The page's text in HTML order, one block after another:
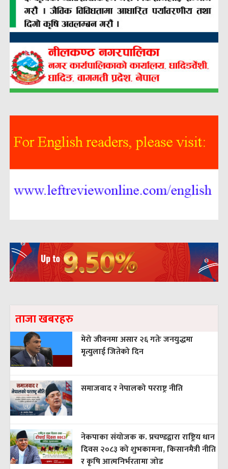
ताजा खबरहरु
मेरो जीवनमा असार २६ गतेः जनयुद्धमा
मृत्युलाई जितेको दिन
समाजवाद र नेपालको परराष्ट्र नीति
नेकपाका संयोजक क. प्रचण्डद्वारा राष्ट्रिय धान
दिवस २०८३ को शुभकामना, किसानमैत्री नीति
र कृषि आत्मनिर्भरतामा जोड